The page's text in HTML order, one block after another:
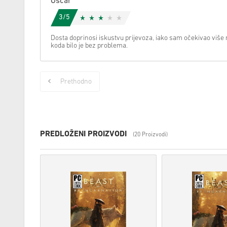
3/5
Dosta doprinosi iskustvu prijevoza, iako sam očekivao
koda bilo je bez problema.
Prethodno
PREDLOŽENI PROIZVODI (20 Proizvodi)